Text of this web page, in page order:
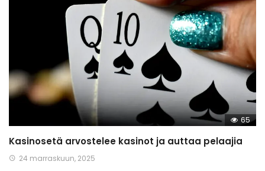
65
Kasinosetä arvostelee kasinot ja auttaa pelaajia
24 marraskuun, 2025